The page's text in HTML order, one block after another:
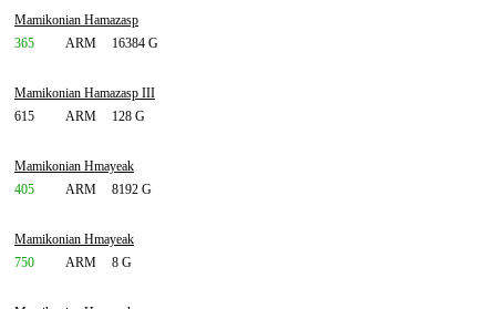
Mamikonian Hamazasp
365
ARM 16384 G
Mamikonian Hamazasp III
615
ARM 128 G
Mamikonian Hmayeak
405
ARM 8192 G
Mamikonian Hmayeak
750
ARM 8 G